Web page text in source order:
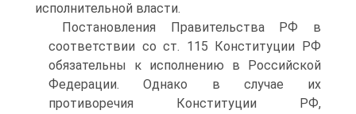
исполнительной власти.
Постановления Правительства РФ в
соответствии со ст. 115 Конституции РФ
обязательны к исполнению в Российской
Федерации. Однако в случае их
противоречия Конституции РФ,